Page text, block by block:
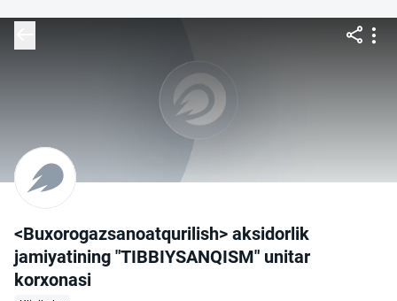
<Buxorogazsanoatqurilish> aksidorlik
jamiyatining "TIBBIYSANQISM" unitar
korxonasi